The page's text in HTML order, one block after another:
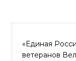
«Единая
ветеранов